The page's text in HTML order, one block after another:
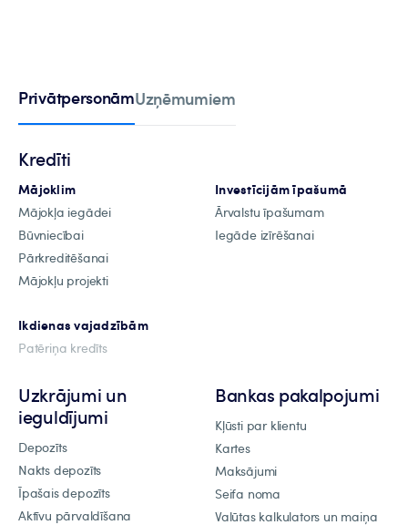
PrivātpersonāmUzņēmumiem
Kredīti
Mājoklim
Mājokļa iegādei
Būvniecībai
Pārkreditēšanai
Mājokļu projekti
Investīcijām īpašumā
Ārvalstu īpašumam
Iegāde izīrēšanai
Ikdienas vajadzībām
Patēriņa kredīts
Uzkrājumi un
ieguldījumi
Depozīts
Nakts depozīts
Īpašais depozīts
Aktīvu pārvaldīšana
Bankas pakalpojumi
Kļūsti par klientu
Kartes
Maksājumi
Seifa noma
Valūtas kalkulators un maiņa